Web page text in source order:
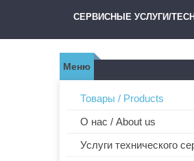
СЕРВИСНЫЕ УСЛУГИ/
Товары / Products
О нас / About us
Услуги технического